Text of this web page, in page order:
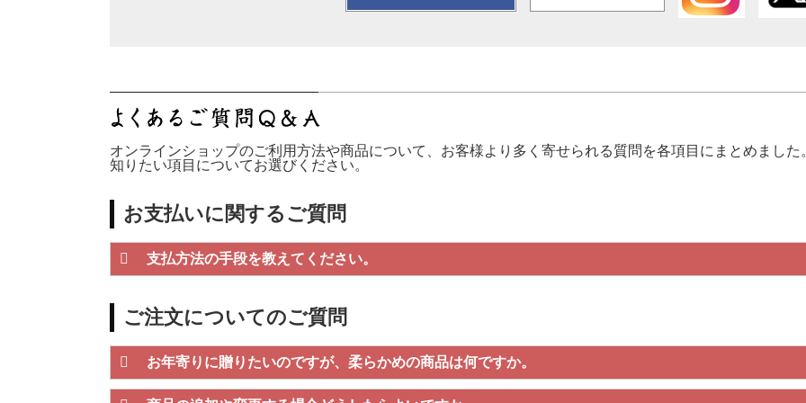
オンラインショップのご利用方法や商品について、お客様より多く寄せられる質問を各項目にまとめました
知りたい項目についてお選びください。
お支払いに関するご質問
支払方法の手段を教えてください。
ご注文についてのご質問
お年寄りに贈りたいのですが、柔らかめの商品は何ですか。